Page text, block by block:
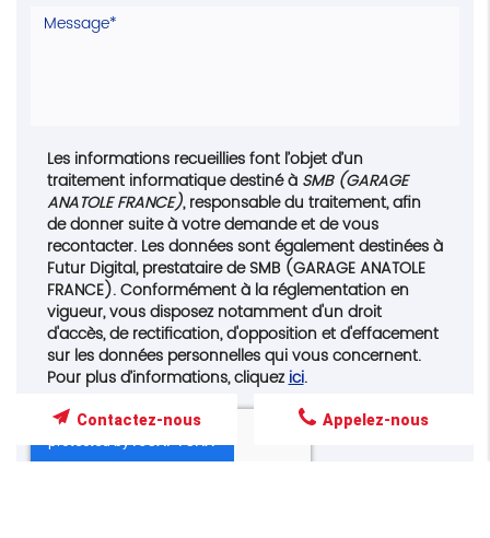
Les informations recueillies font l’objet d’un
traitement informatique destiné àSMB (GARAGE
ANATOLE FRANCE), responsable du traitement, afin
de donner suite à votre demande et de vous
recontacter. Les données sont également destinées à
Futur Digital, prestataire de SMB (GARAGE ANATOLE
FRANCE). Conformément à la réglementation en
vigueur, vous disposez notamment d'un droit
d'accès, de rectification, d'opposition et d'effacement
sur les données personnelles qui vous concernent.
Pour plus d’informations, cliquezici.
Appelez-nous
Contactez-nous